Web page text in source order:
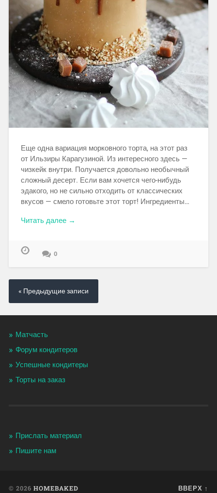
Еще одна вариация морковного торта, на этот раз
от Ильзиры Карагузиной. Из интересного здесь —
чизкейк внутри. Получается довольно необычный
сложный десерт. Если вам хочется чего-нибудь
эдакого, но не сильно отходить от классических
вкусов — смело готовьте этот торт! Ингредиенты…
Читать далее →
0
« Предыдущие записи
Матчасть
Форум кондитеров
Успешные кондитеры
Торты на заказ
Прислать материал
Пишите нам
© 2026 HOMEBAKED ВВЕРХ ↑